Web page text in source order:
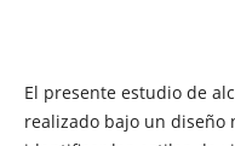
El presente estudio de
realizado bajo un diseño